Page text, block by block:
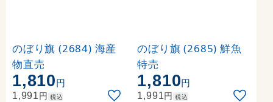
のぼり旗 (2684) 海産
物直売
1,810円
1,991円 税込
のぼり旗 (2685) 鮮魚
特売
1,810円
1,991円 税込